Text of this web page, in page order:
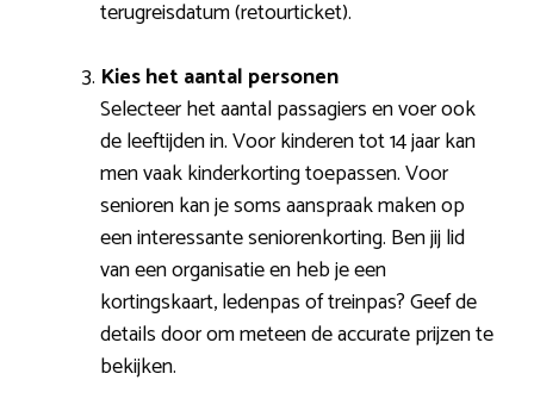
terugreisdatum (retourticket).
Kies het aantal personen
Selecteer het aantal passagiers en voer ook
de leeftijden in. Voor kinderen tot 14 jaar kan
men vaak kinderkorting toepassen. Voor
senioren kan je soms aanspraak maken op
een interessante seniorenkorting. Ben jij lid
van een organisatie en heb je een
kortingskaart, ledenpas of treinpas? Geef de
details door om meteen de accurate prijzen te
bekijken.